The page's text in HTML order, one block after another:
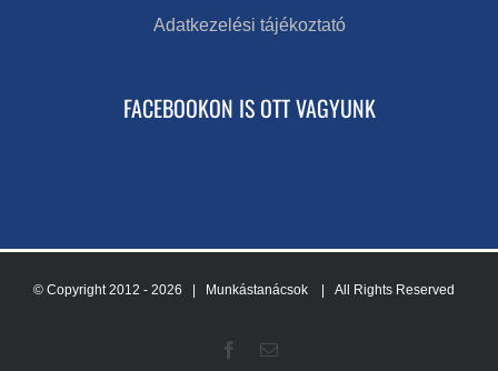
Adatkezelési tájékoztató
FACEBOOKON IS OTT VAGYUNK
© Copyright 2012 - 2026 | Munkástanácsok | All Rights Reserved
Facebook
Email